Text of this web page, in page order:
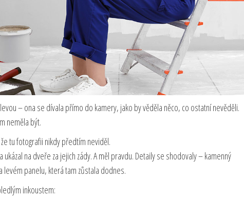
– ona se dívala přímo do kamery, jako by věděla něco, co ostatní nevěděli.
neměla být.
tu fotografii nikdy předtím neviděl.
na dveře za jejich zády. A měl pravdu. Detaily se shodovaly – kamenný
panelu, která tam zůstala dodnes.
inkoustem: